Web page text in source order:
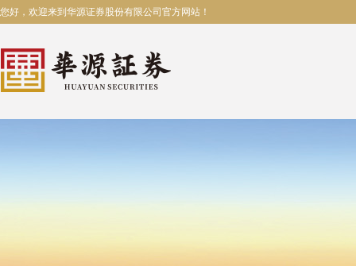
您好，欢迎来到华源证券股份有限公司官方网站！